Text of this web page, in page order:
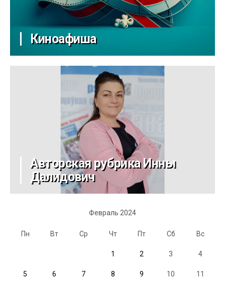
Киноафиша
Авторская рубрика Инны
Далидович
Февраль 2024
Пн Вт Ср Чт Пт Сб Вс
1 2 3 4
5 6 7 8 9 10 11